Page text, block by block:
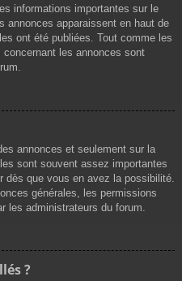
informations importantes sur le
annonces apparaissent en haut de
ont été publiées. Tout comme les
les annonces sont
annonces et seulement sur la
sont souvent assez importantes
que vous en avez la possibilité.
générales, les permissions
les administrateurs du forum.
?